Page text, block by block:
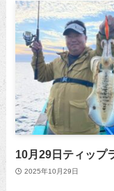
10月29日ティップ
2025年10月29日